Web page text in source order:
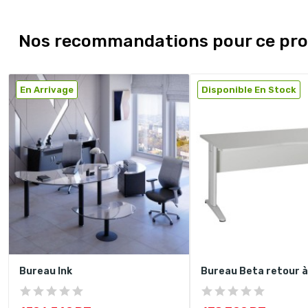
Nos recommandations pour ce
En Arrivage
Bureau Ink
Disponible En Stock
Bureau Beta retour